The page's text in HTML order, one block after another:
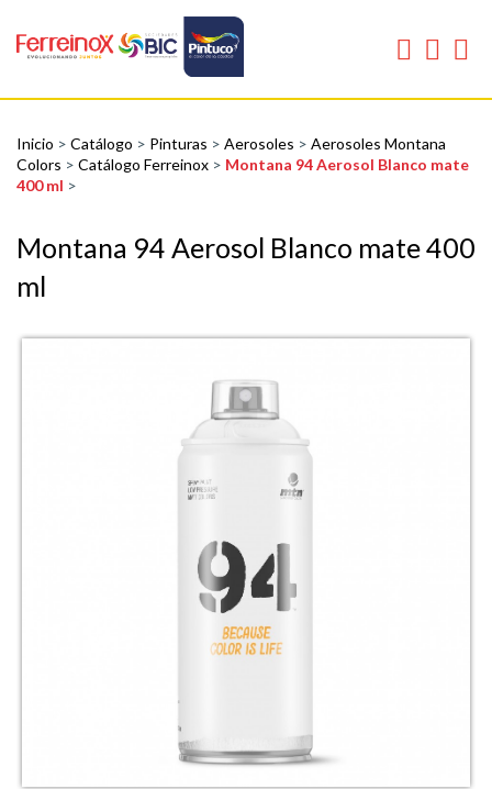
Inicio > Catálogo > Pinturas > Aerosoles > Aerosoles Montana
Colors > Catálogo Ferreinox > Montana 94 Aerosol Blanco mate
400 ml >
Montana 94 Aerosol Blanco mate 400
ml